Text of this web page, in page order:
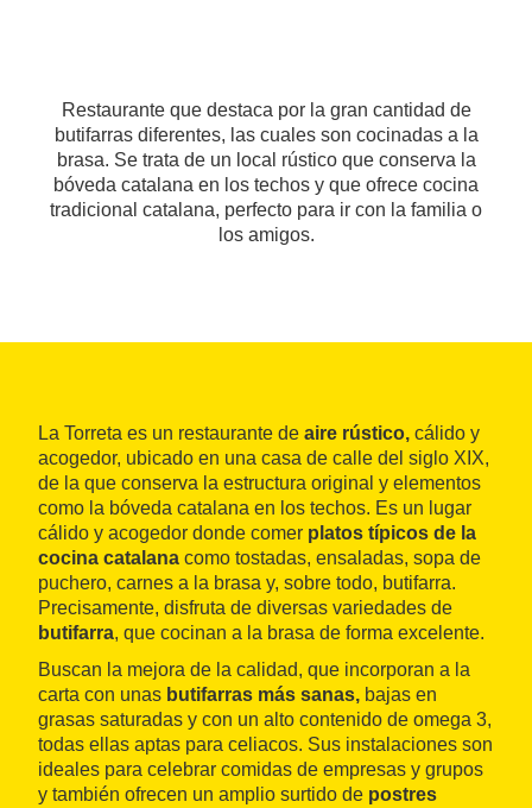
Restaurante que destaca por la gran cantidad de
butifarras diferentes, las cuales son cocinadas a la
brasa. Se trata de un local rústico que conserva la
bóveda catalana en los techos y que ofrece cocina
tradicional catalana, perfecto para ir con la familia o
los amigos.
La Torreta es un restaurante de aire rústico, cálido y
acogedor, ubicado en una casa de calle del siglo XIX,
de la que conserva la estructura original y elementos
como la bóveda catalana en los techos. Es un lugar
cálido y acogedor donde comer platos típicos de la
cocina catalana como tostadas, ensaladas, sopa de
puchero, carnes a la brasa y, sobre todo, butifarra.
Precisamente, disfruta de diversas variedades de
butifarra, que cocinan a la brasa de forma excelente.
Buscan la mejora de la calidad, que incorporan a la
carta con unas butifarras más sanas, bajas en
grasas saturadas y con un alto contenido de omega 3,
todas ellas aptas para celiacos. Sus instalaciones son
ideales para celebrar comidas de empresas y grupos
y también ofrecen un amplio surtido de postres